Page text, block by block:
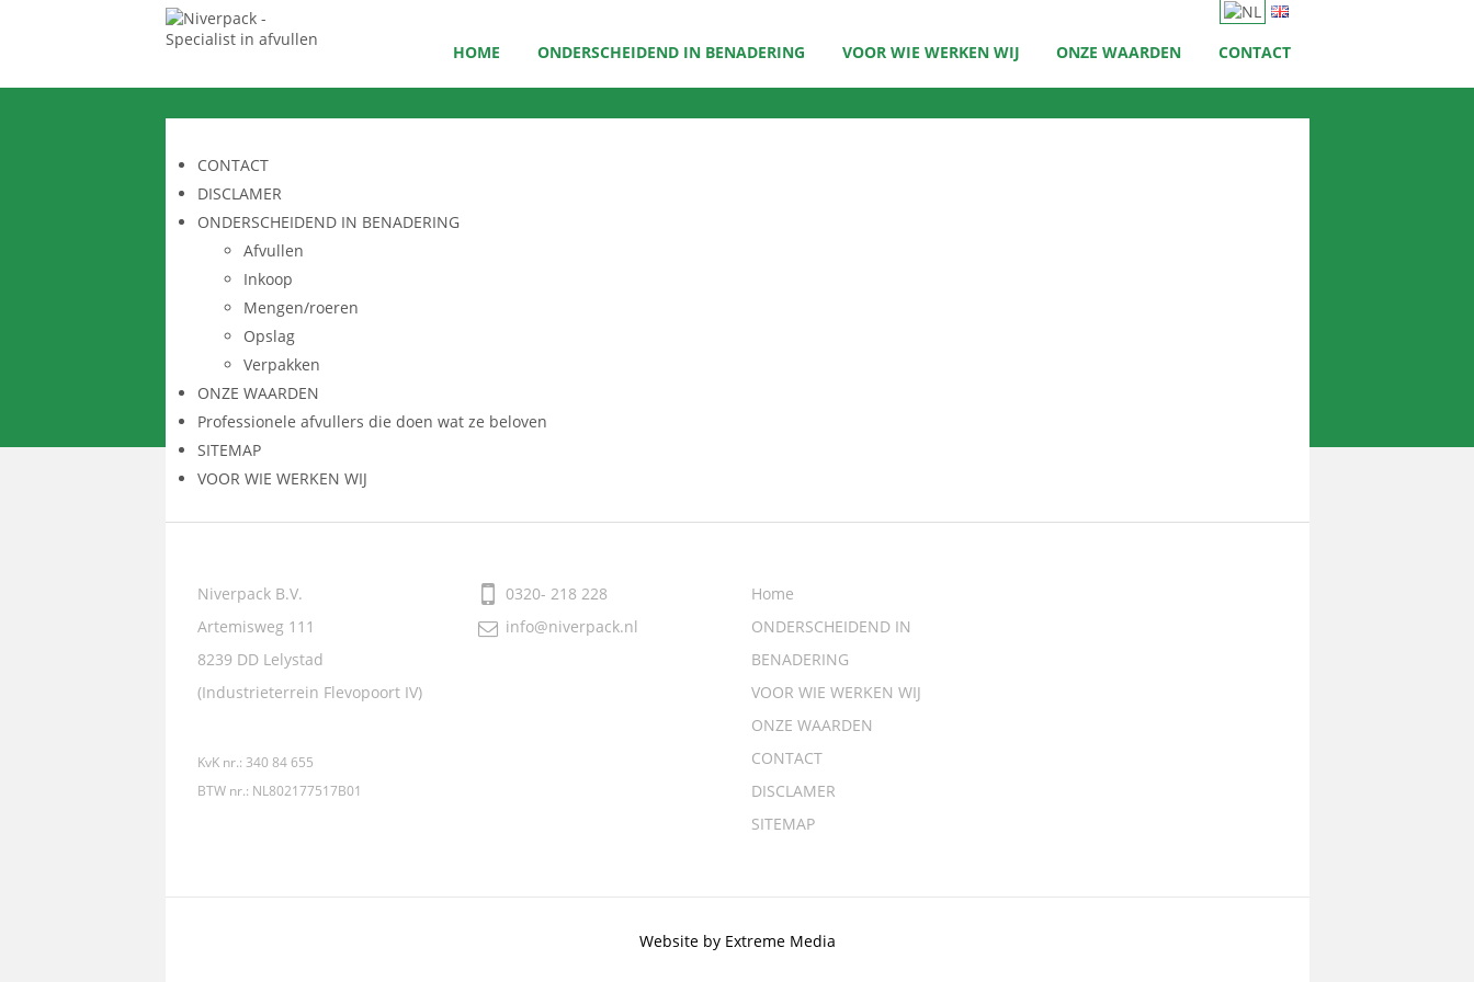
HOME ONDERSCHEIDEND IN BENADERING VOOR WIE WERKEN WIJ ONZE WAARDEN CONTACT
CONTACT
DISCLAMER
ONDERSCHEIDEND IN BENADERING
Afvullen
Inkoop
Mengen/roeren
Opslag
Verpakken
ONZE WAARDEN
Professionele afvullers die doen wat ze beloven
SITEMAP
VOOR WIE WERKEN WIJ
Niverpack B.V.
Artemisweg 111
8239 DD Lelystad
(Industrieterrein Flevopoort IV)
KvK nr.: 340 84 655
BTW nr.: NL802177517B01
0320- 218 228
info@niverpack.nl
Home
ONDERSCHEIDEND IN
BENADERING
VOOR WIE WERKEN WIJ
ONZE WAARDEN
CONTACT
DISCLAMER
SITEMAP
Website by Extreme Media